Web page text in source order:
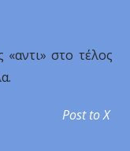
στο τέλος
Post to X